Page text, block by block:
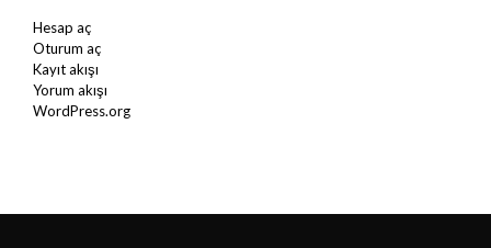
Hesap aç
Oturum aç
Kayıt akışı
Yorum akışı
WordPress.org